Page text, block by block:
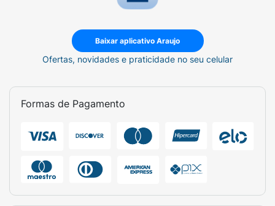
Baixar aplicativo Araujo
Ofertas, novidades e praticidade no seu celular
Formas de Pagamento